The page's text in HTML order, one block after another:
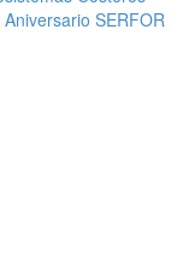
SERFOR